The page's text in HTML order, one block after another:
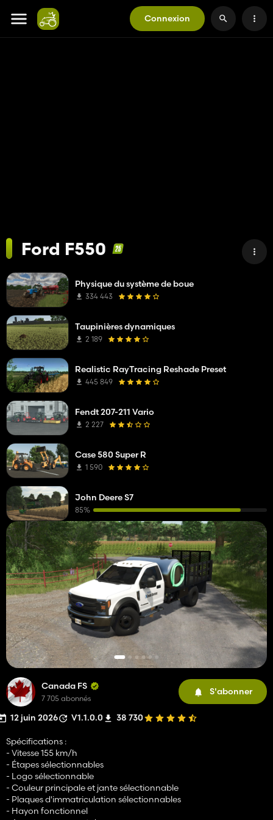
Connexion
Ford F550
Canada FS
7 705 abonnés
S'abonner
12 juin 2026 V1.1.0.0 38 730
Spécifications :
- Vitesse 155 km/h
- Étapes sélectionnables
- Logo sélectionnable
- Couleur principale et jante sélectionnable
- Plaques d'immatriculation sélectionnables
- Hayon fonctionnel
Physique du système de boue
334 443
Taupinières dynamiques
2 189
Realistic RayTracing Reshade Preset
445 849
Fendt 207-211 Vario
2 227
Case 580 Super R
1 590
John Deere S7
85%